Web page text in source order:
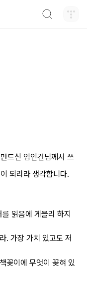
드신 임인건님께서 쓰
되리라 생각합니다.
읽음에 게을리 하지
. 가장 가치 있고도 저
꽂이에 무엇이 꽂혀 있